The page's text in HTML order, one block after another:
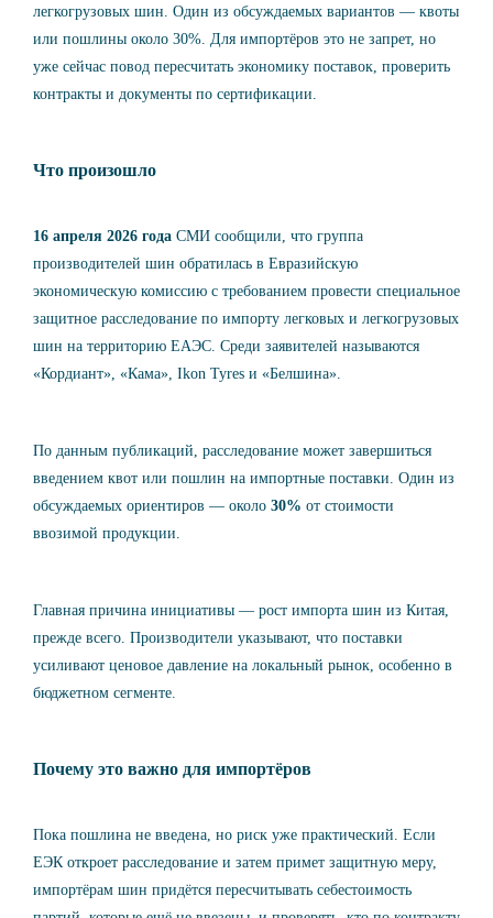
легкогрузовых шин. Один из обсуждаемых вариантов — квоты
или пошлины около 30%. Для импортёров это не запрет, но
уже сейчас повод пересчитать экономику поставок, проверить
контракты и документы по сертификации.
Что произошло
16 апреля 2026 года СМИ сообщили, что группа
производителей шин обратилась в Евразийскую
экономическую комиссию с требованием провести специальное
защитное расследование по импорту легковых и легкогрузовых
шин на территорию ЕАЭС. Среди заявителей называются
«Кордиант», «Кама», Ikon Tyres и «Белшина».
По данным публикаций, расследование может завершиться
введением квот или пошлин на импортные поставки. Один из
обсуждаемых ориентиров — около 30% от стоимости
ввозимой продукции.
Главная причина инициативы — рост импорта шин из Китая,
прежде всего. Производители указывают, что поставки
усиливают ценовое давление на локальный рынок, особенно в
бюджетном сегменте.
Почему это важно для импортёров
Пока пошлина не введена, но риск уже практический. Если
ЕЭК откроет расследование и затем примет защитную меру,
импортёрам шин придётся пересчитывать себестоимость